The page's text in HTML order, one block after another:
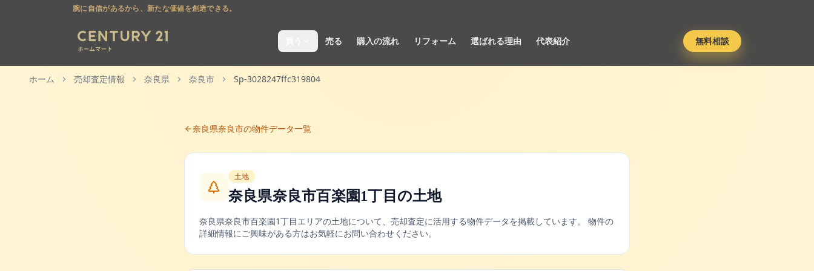
腕に自信があるから、新たな価値を創造できる。
売る 購入の流れ リフォーム 選ばれる理由 代表紹介 無料相談
ホーム 売却査定情報 奈良県 奈良市 Sp-3028247ffc319804
奈良県奈良市の物件データ一覧
土地
奈良県奈良市百楽園1丁目 の土地
奈良県奈良市百楽園1丁目エリアの土地について、売却査定に活用する物件データを掲載しています。 物件の
詳細情報にご興味がある方はお気軽にお問い合わせください。